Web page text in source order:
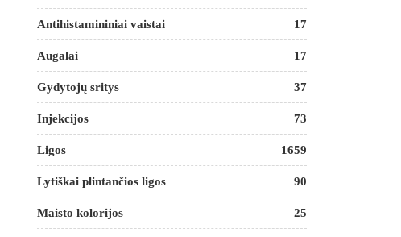
Antihistamininiai vaistai 17
Augalai 17
Gydytojų sritys 37
Injekcijos 73
Ligos 1659
Lytiškai plintančios ligos 90
Maisto kolorijos 25